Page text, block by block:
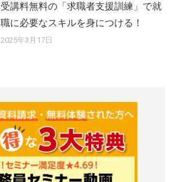
受講料無料の「求職者支援訓練」で就
職に必要なスキルを身につける！
2025年3月17日